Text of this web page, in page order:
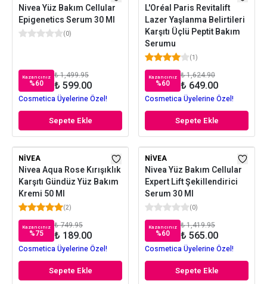
Nivea Yüz Bakım Cellular
Epigenetics Serum 30 Ml
(0)
Kazancınız
%60
₺ 1,499.95
₺ 599.00
Cosmetica Üyelerine Özel!
Sepete Ekle
L'Oréal Paris Revitalift
Lazer Yaşlanma Belirtileri
Karşıtı Üçlü Peptit Bakım
Serumu
(1)
Kazancınız
%60
₺ 1,624.90
₺ 649.00
Cosmetica Üyelerine Özel!
Sepete Ekle
NIVEA
Nivea Aqua Rose Kırışıklık
Karşıtı Gündüz Yüz Bakım
Kremi 50 Ml
(2)
Kazancınız
%75
₺ 749.95
₺ 189.00
Cosmetica Üyelerine Özel!
Sepete Ekle
NIVEA
Nivea Yüz Bakım Cellular
Expert Lift Şekillendirici
Serum 30 Ml
(0)
Kazancınız
%60
₺ 1,419.95
₺ 565.00
Cosmetica Üyelerine Özel!
Sepete Ekle